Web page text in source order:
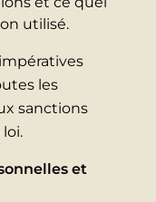
utilisé.
les
sanctions
et